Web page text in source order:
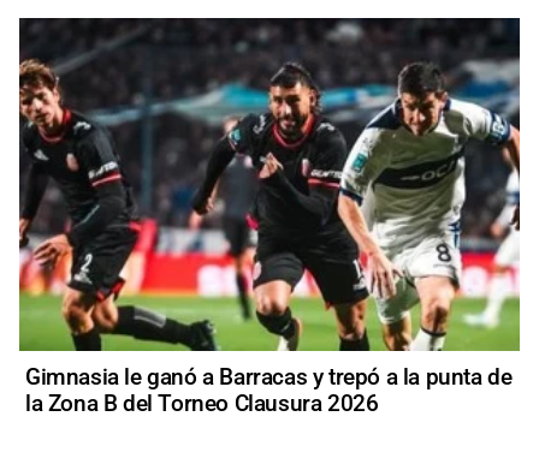
Gimnasia le ganó a Barracas y trepó a la punta de
la Zona B del Torneo Clausura 2026